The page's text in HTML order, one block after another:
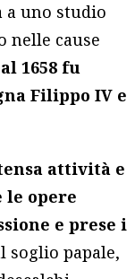
a uno studio
nelle cause
1658 fu
Filippo IV e
attività e
le opere
e prese i
soglio papale,